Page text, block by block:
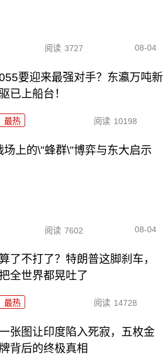
阅读 3727 08-04
要迎来最强对手？东瀛万吨新
已上船台！
最热 阅读 10198
场上的\"蜂群\"博弈与东大启示
阅读 7602 08-04
了不打了？特朗普这脚刹车，
全世界都晃吐了
最热 阅读 14728
张图让印度陷入死寂，五枚金
牌背后的终极真相